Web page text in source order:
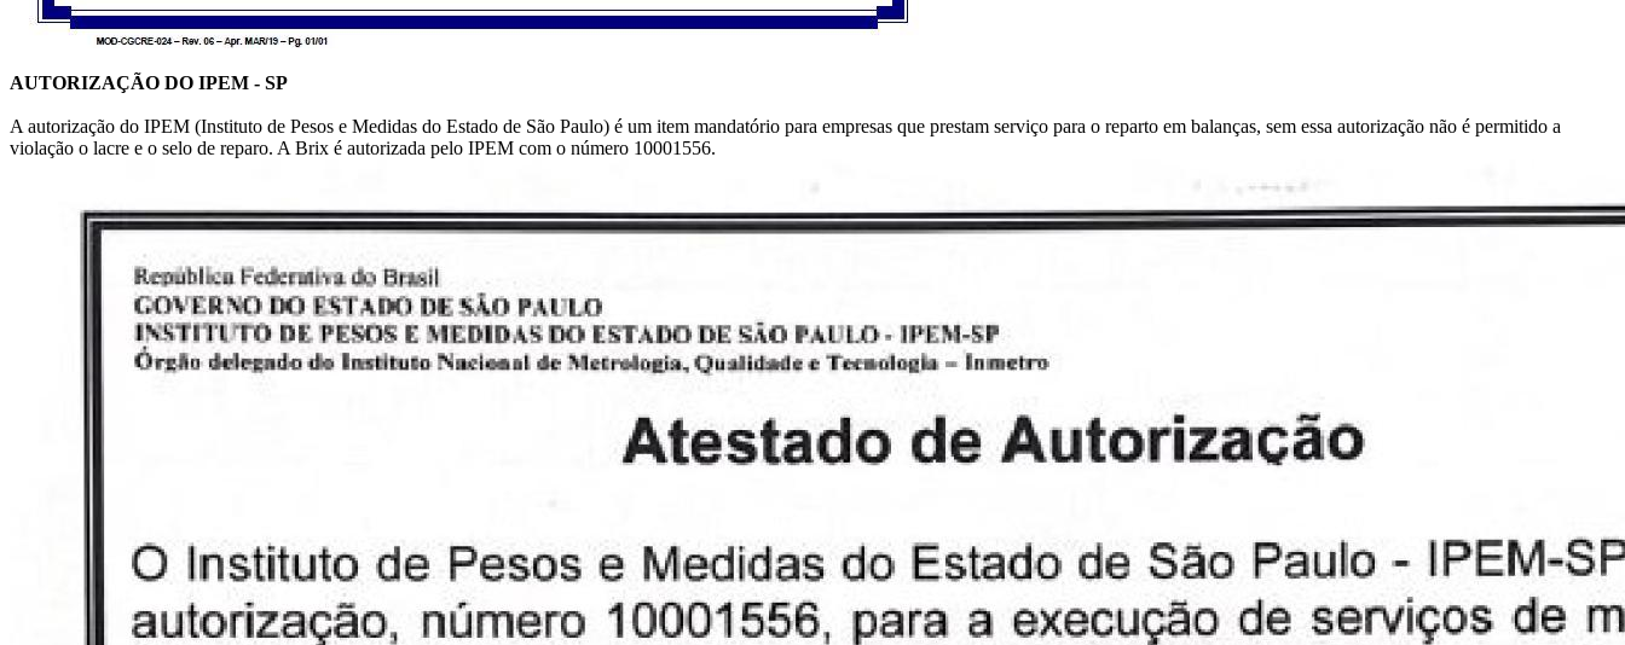
AUTORIZAÇÃO DO IPEM - SP
A autorização do IPEM (Instituto de Pesos e Medidas do Estado de São Paulo) é um item mandatório para empresas que prestam serviço para o reparto em balanças, sem essa autorização não é permitido a
violação o lacre e o selo de reparo. A Brix é autorizada pelo IPEM com o número 10001556.